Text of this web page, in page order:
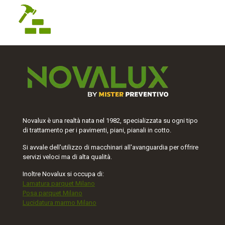
Novalux è una realtà nata nel 1982, specializzata su ogni tipo
di trattamento per i pavimenti, piani, pianali in cotto.
Si avvale dell'utilizzo di macchinari all'avanguardia per offrire
servizi veloci ma di alta qualità.
Inoltre Novalux si occupa di:
Lamatura parquet Milano
Posa parquet Milano
Lucidatura marmo Milano